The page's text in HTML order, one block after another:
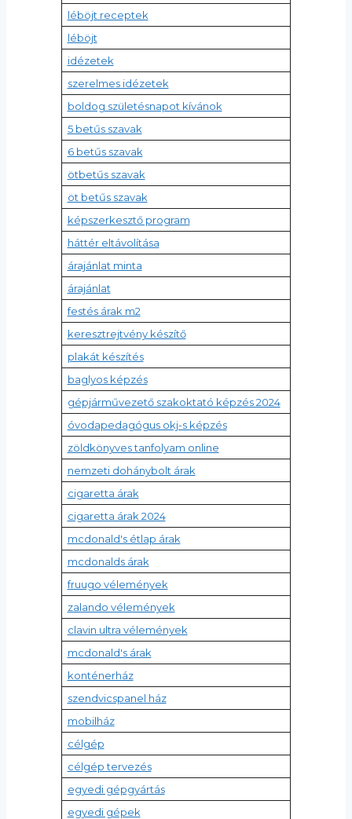
léböjt receptek
léböjt
idézetek
szerelmes idézetek
boldog születésnapot kívánok
5 betűs szavak
6 betűs szavak
ötbetűs szavak
öt betűs szavak
képszerkesztő program
háttér eltávolítása
árajánlat minta
árajánlat
festés árak m2
keresztrejtvény készítő
plakát készítés
baglyos képzés
gépjárművezető szakoktató képzés 2024
óvodapedagógus okj-s képzés
zöldkönyves tanfolyam online
nemzeti dohánybolt árak
cigaretta árak
cigaretta árak 2024
mcdonald's étlap árak
mcdonalds árak
fruugo vélemények
zalando vélemények
clavin ultra vélemények
mcdonald's árak
konténerház
szendvicspanel ház
mobilház
célgép
célgép tervezés
egyedi gépgyártás
egyedi gépek